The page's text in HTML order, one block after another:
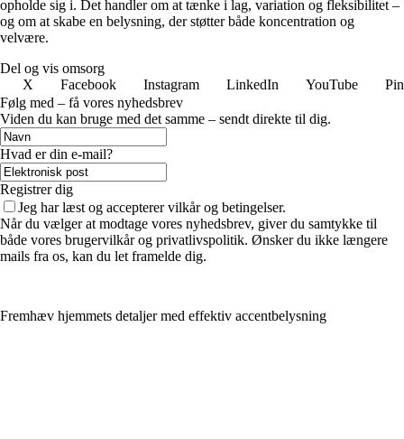
opholde sig i. Det handler om at tænke i lag, variation og fleksibilitet –
og om at skabe en belysning, der støtter både koncentration og
velvære.
Del og vis omsorg
X
Facebook Instagram LinkedIn YouTube
Følg med – få vores nyhedsbrev
Viden du kan bruge med det samme – sendt direkte til dig.
Hvad er din e-mail?
Registrer dig
Jeg har læst og accepterer vilkår og betingelser.
Når du vælger at modtage vores nyhedsbrev, giver du samtykke til
både vores brugervilkår og privatlivspolitik. Ønsker du ikke længere
mails fra os, kan du let framelde dig.
Fremhæv hjemmets detaljer med effektiv accentbelysning